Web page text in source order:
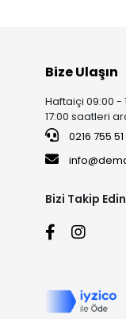
Bize Ulaşın
Haftaiçi 09:00 -
17:00 saatleri
0216 755
Bizi Takip Edin